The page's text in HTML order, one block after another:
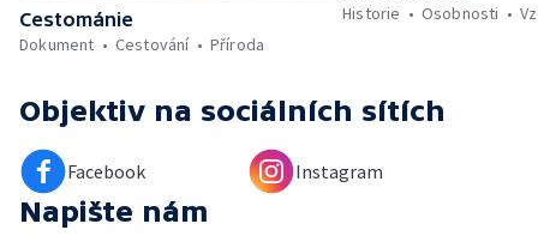
Cestománie
Dokument
Cestování Příroda
Historie
Osobnosti
Objektiv na sociálních sítích
Facebook Instagram
Napište nám